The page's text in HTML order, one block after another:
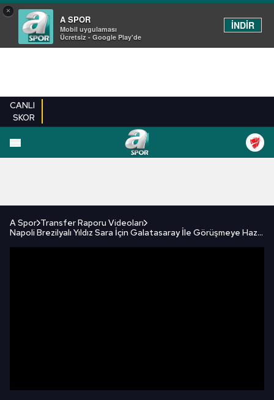
×
A SPOR
Mobil uygulaması
Ücretsiz - Google Play'de
İNDİR
CANLI
SKOR
FUTBOL
A Spor Transfer Raporu Videoları
Napoli Brezilyalı Yıldız Sara İçin Galatasaray İle Görüşmeye Hazırlanıyor!